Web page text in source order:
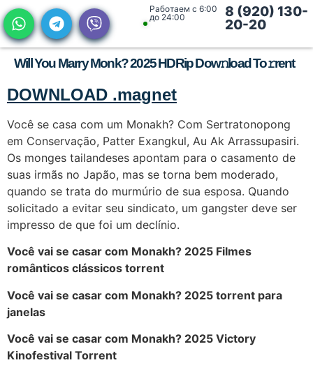
Работаем с 6:00
до 24:00
8 (920) 130-
20-20
Will You Marry Monk? 2025 HDRip Dow𝚗load To𝚛rent
DOWNLOAD .magnet
Você se casa com um Monakh? Com Sertratonopong
em Conservação, Patter Exangkul, Au Ak Arrassupasiri.
Os monges tailandeses apontam para o casamento de
suas irmãs no Japão, mas se torna bem moderado,
quando se trata do murmúrio de sua esposa. Quando
solicitado a evitar seu sindicato, um gangster deve ser
impresso de que foi um declínio.
Você vai se casar com Monakh? 2025 Filmes
românticos clássicos torrent
Você vai se casar com Monakh? 2025 torrent para
janelas
Você vai se casar com Monakh? 2025 Victory
Kinofestival Torrent